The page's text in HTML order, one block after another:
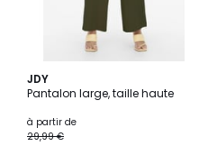
JDY
Pantalon large, taille haute
à partir de
29,99 €
4,1
/ 5
2
Couleurs